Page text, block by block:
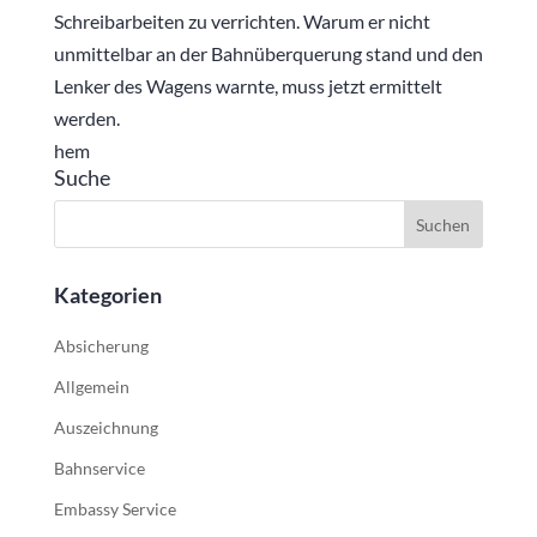
Schreibarbeiten zu verrichten. Warum er nicht
unmittelbar an der Bahnüberquerung stand und den
Lenker des Wagens warnte, muss jetzt ermittelt
werden.
hem
Suche
Kategorien
Absicherung
Allgemein
Auszeichnung
Bahnservice
Embassy Service